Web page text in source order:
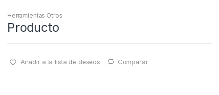
Herramientas Otros
Producto
Añadir a la lista de deseos Comparar